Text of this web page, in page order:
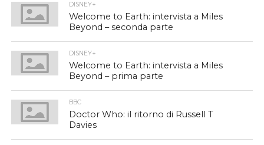
DISNEY+
Welcome to Earth: intervista a Miles
Beyond – seconda parte
DISNEY+
Welcome to Earth: intervista a Miles
Beyond – prima parte
BBC
Doctor Who: il ritorno di Russell T
Davies